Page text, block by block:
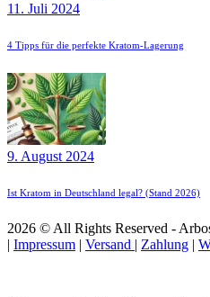
11. Juli 2024
4 Tipps für die perfekte Kratom-Lagerung
9. August 2024
Ist Kratom in Deutschland legal? (Stand 2026)
2026 © All Rights Reserved -
| Impressum | Versand | Zahlung |